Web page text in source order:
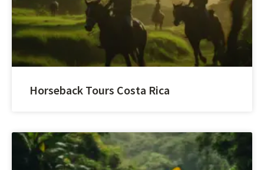
Horseback Tours Costa Rica